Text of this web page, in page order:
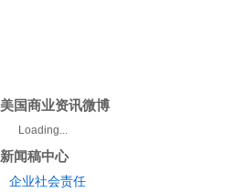
美国商业资讯微博
Loading...
新闻稿中心
企业社会责任